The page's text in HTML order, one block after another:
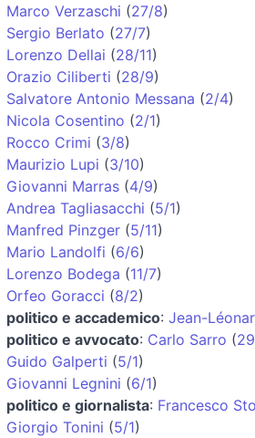
Marco Verzaschi (27/8)
Sergio Berlato (27/7)
Lorenzo Dellai (28/11)
Orazio Ciliberti (28/9)
Salvatore Antonio Messana (2/4)
Nicola Cosentino (2/1)
Rocco Crimi (3/8)
Maurizio Lupi (3/10)
Giovanni Marras (4/9)
Andrea Tagliasacchi (5/1)
Manfred Pinzger (5/11)
Mario Landolfi (6/6)
Lorenzo Bodega (11/7)
Orfeo Goracci (8/2)
politico e accademico: Jean-
politico e avvocato: Carlo Sarro (
Guido Galperti (5/1)
Giovanni Legnini (6/1)
politico e giornalista: Francesco
Giorgio Tonini (5/1)